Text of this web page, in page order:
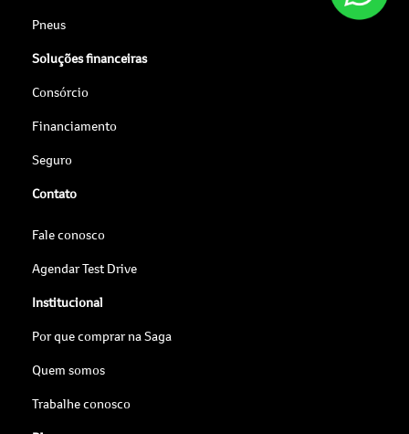
Pneus
Soluções financeiras
Consórcio
Financiamento
Seguro
Contato
Fale conosco
Agendar Test Drive
Institucional
Por que comprar na Saga
Quem somos
Trabalhe conosco